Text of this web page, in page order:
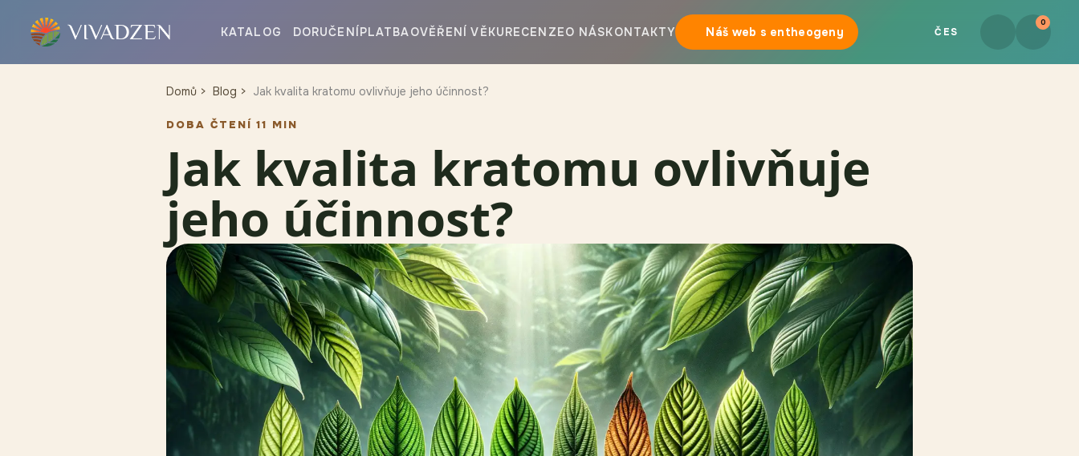
KATALOG DORUČENÍPLATBAOVĚŘENÍ VĚKURECENZEO NÁSKONTAKTY Náš web s entheogeny ČES
0
Domů Blog Jak kvalita kratomu ovlivňuje jeho účinnost?
DOBA ČTENÍ 11 MIN
Jak kvalita kratomu ovlivňuje
jeho účinnost?